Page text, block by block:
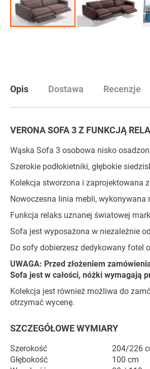
Opis
VERONA SOFA 3 Z FUNKCJĄ
Wąska Sofa 3 osobowa nisko
Szerokie podłokietniki, głębokie
Kolekcja stworzona i zaprojektowana
Nowoczesna linia mebli, wykonywana
Funkcja relaks uznanej światowej
Sofa jest wyposażona w niezależnie
Do sofy dobierzesz dedykowany fotel
UWAGA: Przed złożeniem
Sofa jest w całości, nóżki wymagają
Kolekcja jest również możliwa do
otrzymać wycenę.
SZCZEGÓŁOWE WYMIARY
Szerokość
204/226
Głębokość
100 cm
Dostawa Recenzje